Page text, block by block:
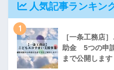
人気記事ランキン
1
［一条工務店
助金 5つの申
まで公開します